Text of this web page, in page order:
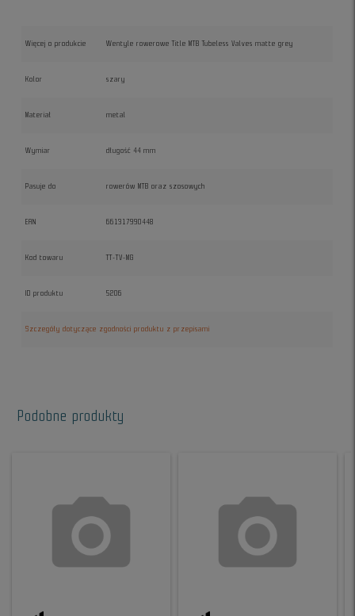
Więcej o produkcie Wentyle rowerowe Title MTB Tubeless Valves matte grey
Kolor szary
Materiał metal
Wymiar długość 44 mm
Pasuje do rowerów MTB oraz szosowych
EAN 661317990448
Kod towaru TT-TV-MG
ID produktu 5206
Szczegóły dotyczące zgodności produktu z przepisami
Podobne produkty